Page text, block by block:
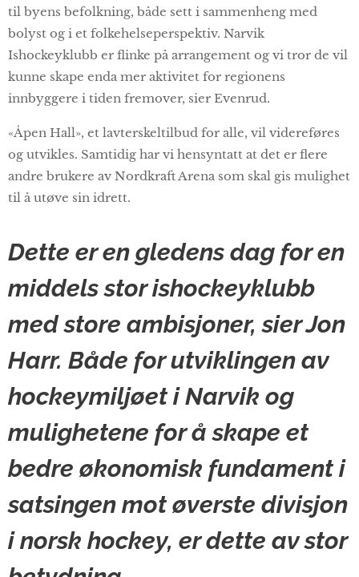
til byens befolkning, både sett i sammenheng med
bolyst og i et folkehelseperspektiv. Narvik
Ishockeyklubb er flinke på arrangement og vi tror de vil
kunne skape enda mer aktivitet for regionens
innbyggere i tiden fremover, sier Evenrud.
«Åpen Hall», et lavterskeltilbud for alle, vil videreføres
og utvikles. Samtidig har vi hensyntatt at det er flere
andre brukere av Nordkraft Arena som skal gis mulighet
til å utøve sin idrett.
Dette er en gledens dag for en
middels stor ishockeyklubb
med store ambisjoner, sier Jon
Harr. Både for utviklingen av
hockeymiljøet i Narvik og
mulighetene for å skape et
bedre økonomisk fundament i
satsingen mot øverste divisjon
i norsk hockey, er dette av stor